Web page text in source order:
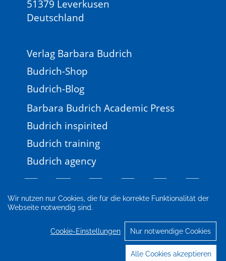
Wir nutzen nur Cookies, die für die korrekte Funktionalität der
Webseite notwendig sind.
Cookie-Einstellungen Nur notwendige Cookies
Alle Cookies akzeptieren
51379 Leverkusen
Deutschland
Verlag Barbara Budrich
Budrich-Shop
Budrich-Blog
Barbara Budrich Academic Press
Budrich inspirited
Budrich training
Budrich agency
Impressum
Datenschutz
Cookie-Einstellungen
© 2026 Verlag Barbara Budrich